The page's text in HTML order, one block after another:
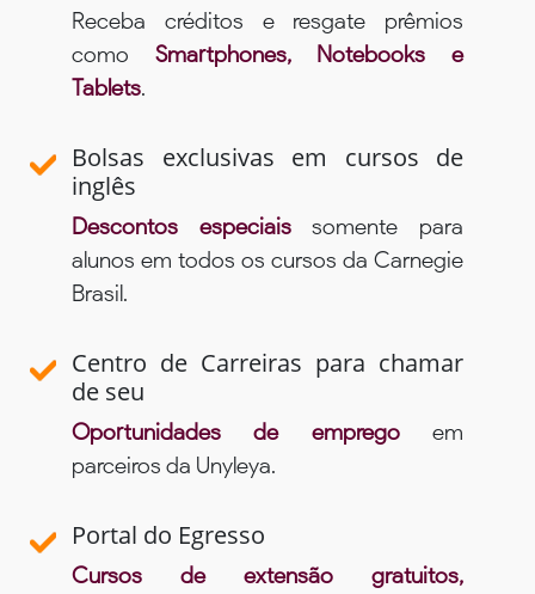
Receba créditos e resgate prêmios
como Smartphones, Notebooks e
Tablets.
Bolsas exclusivas em cursos de
inglês
Descontos especiaissomente para
alunos em todos os cursos da Carnegie
Brasil.
Centro de Carreiras para chamar
de seu
Oportunidades de empregoem
parceiros da Unyleya.
Portal do Egresso
Cursos de extensão gratuitos,